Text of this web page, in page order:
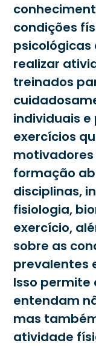
condições
realizar
treinados
individuais
exercícios
formação
disciplinas,
fisiologia,
exercício,
sobre as
prevalentes
Isso permite
entendam
mas
atividade